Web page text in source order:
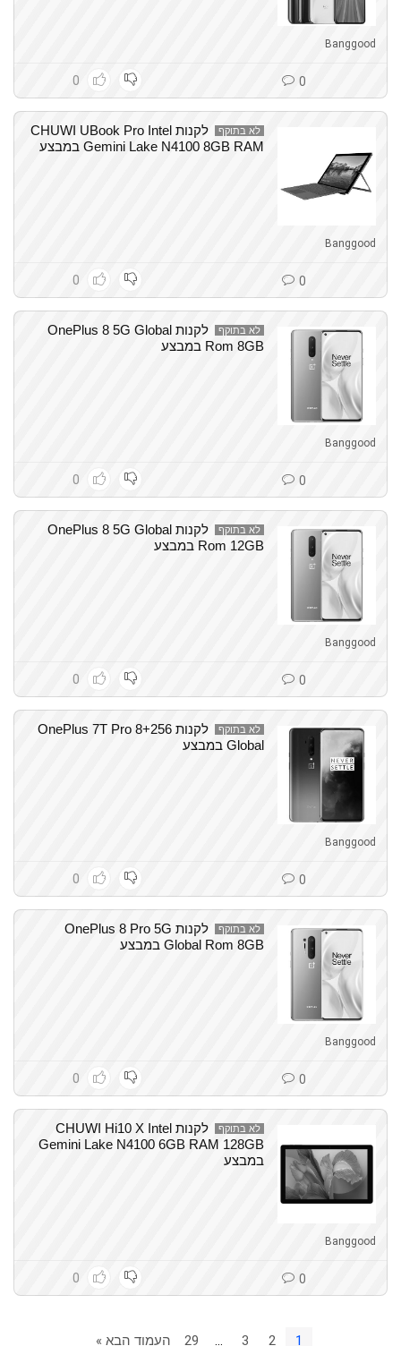
Banggood
0 0
לא בתוקף
לקנות CHUWI UBook Pro Intel
Gemini Lake N4100 8GB RAM במבצע
Banggood
0 0
לא בתוקף
לקנות OnePlus 8 5G Global
Rom 8GB במבצע
Banggood
0 0
לא בתוקף
לקנות OnePlus 8 5G Global
Rom 12GB במבצע
Banggood
0 0
לא בתוקף
לקנות OnePlus 7T Pro 8+256
Global במבצע
Banggood
0 0
לא בתוקף
לקנות OnePlus 8 Pro 5G
Global Rom 8GB במבצע
Banggood
0 0
לא בתוקף
לקנות CHUWI Hi10 X Intel
Gemini Lake N4100 6GB RAM 128GB
במבצע
Banggood
0 0
1
2
3
29 העמוד הבא »